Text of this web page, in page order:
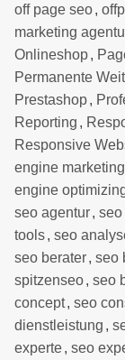
off page seo,
marketing
Onlineshop,
Permanente
Prestashop,
Reporting ,
Responsive
engine marketing
engine
seo agentur, seo
tools, seo
seo berater, seo
spitzenseo, seo
concept, seo
dienstleistung ,
experte, seo